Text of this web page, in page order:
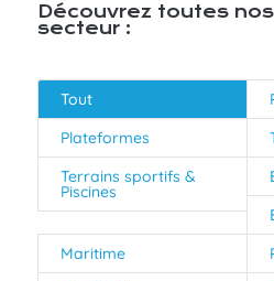
Découvrez toutes
secteur :
Tout
Plateformes
Terrains sportifs &
Piscines
Maritime